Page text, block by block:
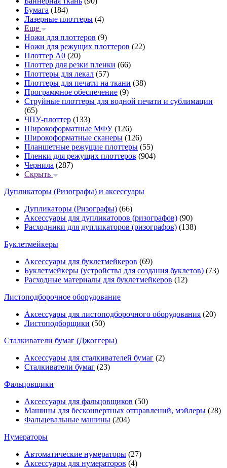
Бумага (184)
Лазерные плоттеры (4)
Еще
Ножи для плоттеров (9)
Ножи для режущих плоттеров (22)
Плоттер А0 (20)
Плоттер для резки пленки (66)
Плоттеры для лекал (57)
Плоттеры для печати на ткани (38)
Программное обеспечение (9)
Струйные плоттеры для водной печати и сублимации
(65)
ЧПУ-плоттер (133)
Широкоформатные МФУ(126)
Широкоформатные сканеры (126)
Планшетные режущие плоттеры (55)
Пленки для режущих плоттеров (904)
Чернила (287)
Скрыть
Дупликаторы (Ризографы) и аксессуары
Дупликаторы (Ризографы) (66)
Аксессуары для дупликаторов (ризографов) (90)
Расходники для дупликаторов (ризографов) (138)
Буклетмейкеры
Аксессуары для буклетмейкеров (69)
Буклетмейкеры (устройства для создания буклетов) (73)
Расходные материалы для буклетмейкеров (12)
Листоподборочное оборудование
Аксессуары для листоподборочного оборудования (20)
Листоподборщики (50)
Сталкиватели бумаг (Джоггеры)
Аксессуары для сталкивателей бумаг (2)
Сталкиватели бумаг (23)
Фальцовщики
Аксессуары для фальцовщиков (50)
Машины для бесконвертных отправлений, мэйлеры (28)
Фальцевальные машины (204)
Нумераторы
Автоматические нумераторы (27)
Аксессуары для нумераторов (4)